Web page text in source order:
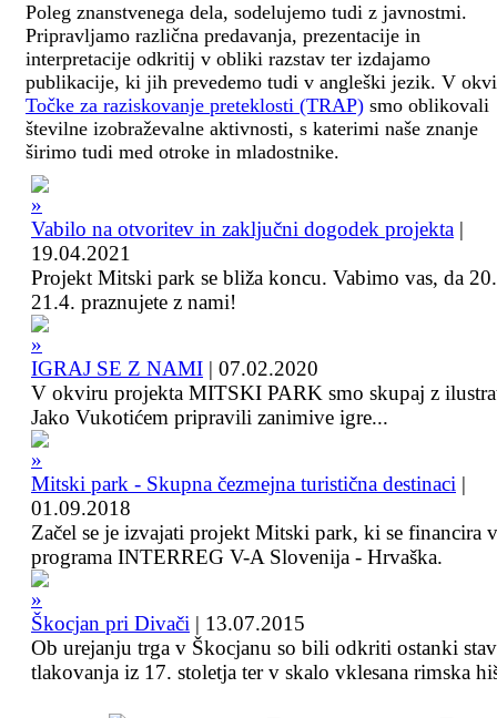
Poleg znanstvenega dela, sodelujemo tudi z javnostmi.
Pripravljamo različna predavanja, prezentacije in
interpretacije odkritij v obliki razstav ter izdajamo
publikacije, ki jih prevedemo tudi v angleški jezik. V
Točke za raziskovanje preteklosti (TRAP) smo oblikovali
številne izobraževalne aktivnosti, s katerimi naše znanje
širimo tudi med otroke in mladostnike.
Vabilo na otvoritev in zaključni dogodek projekta |
19.04.2021
Projekt Mitski park se bliža koncu. Vabimo vas, da
21.4. praznujete z nami!
IGRAJ SE Z NAMI | 07.02.2020
V okviru projekta MITSKI PARK smo skupaj z
Jako Vukotićem pripravili zanimive igre...
Mitski park - Skupna čezmejna turistična destinaci |
01.09.2018
Začel se je izvajati projekt Mitski park, ki se financira
programa INTERREG V-A Slovenija - Hrvaška.
Škocjan pri Divači | 13.07.2015
Ob urejanju trga v Škocjanu so bili odkriti ostanki
tlakovanja iz 17. stoletja ter v skalo vklesana rimska